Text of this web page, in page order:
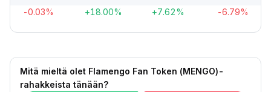
-0.03% +18.00% +7.62% -6.79%
Mitä mieltä olet Flamengo Fan Token (MENGO)-
rahakkeista tänään?